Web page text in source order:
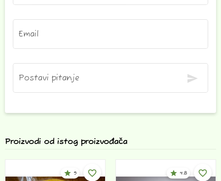
Email
Postavi pitanje send
Proizvodi od istog proizvođača
favorite_bordered
star 5 star 4.8